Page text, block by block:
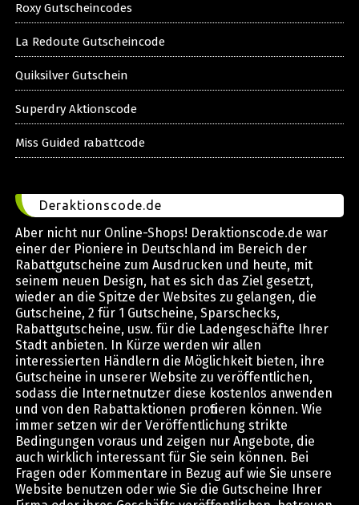
Roxy Gutscheincodes
La Redoute Gutscheincode
Quiksilver Gutschein
Superdry Aktionscode
Miss Guided rabattcode
Deraktionscode.de
Aber nicht nur Online-Shops! Deraktionscode.de war
einer der Pioniere in Deutschland im Bereich der
Rabattgutscheine zum Ausdrucken und heute, mit
seinem neuen Design, hat es sich das Ziel gesetzt,
wieder an die Spitze der Websites zu gelangen, die
Gutscheine, 2 für 1 Gutscheine, Sparschecks,
Rabattgutscheine, usw. für die Ladengeschäfte Ihrer
Stadt anbieten. In Kürze werden wir allen
interessierten Händlern die Möglichkeit bieten, ihre
Gutscheine in unserer Website zu veröffentlichen,
sodass die Internetnutzer diese kostenlos anwenden
und von den Rabattaktionen profitieren können. Wie
immer setzen wir der Veröffentlichung strikte
Bedingungen voraus und zeigen nur Angebote, die
auch wirklich interessant für Sie sein können. Bei
Fragen oder Kommentare in Bezug auf wie Sie unsere
Website benutzen oder wie Sie die Gutscheine Ihrer